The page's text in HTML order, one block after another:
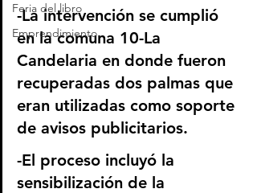
Feria del libro
Emprendimiento
-La intervención se cumplió
en la comuna 10-La
Candelaria en donde fueron
recuperadas dos palmas que
eran utilizadas como soporte
de avisos publicitarios.
-El proceso incluyó la
sensibilización de la